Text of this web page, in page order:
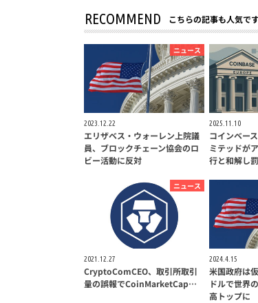
RECOMMEND こちらの記事も人気です
ニュース
2023.12.22
エリザベス・ウォーレン上院議
員、ブロックチェーン協会のロ
ビー活動に反対
2025.11.10
コインベー
ミテッドが
行と和解し
ニュース
2021.12.27
CryptoComCEO、取引所取引
量の誤報でCoinMarketCap…
2024.4.15
米国政府は
ドルで世界
高トップに